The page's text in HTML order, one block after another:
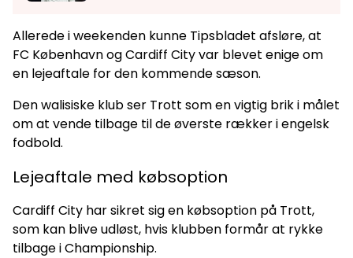
Allerede i weekenden kunne Tipsbladet afsløre, at
FC København og Cardiff City var blevet enige om
en lejeaftale for den kommende sæson.
Den walisiske klub ser Trott som en vigtig brik i målet
om at vende tilbage til de øverste rækker i engelsk
fodbold.
Lejeaftale med købsoption
Cardiff City har sikret sig en købsoption på Trott,
som kan blive udløst, hvis klubben formår at rykke
tilbage i Championship.